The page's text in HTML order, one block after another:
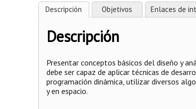
Descripción Objetivos Enlaces de
Descripción
Presentar conceptos básicos del diseño y
debe ser capaz de aplicar técnicas de
programación dinámica, utilizar diversos
y en espacio.